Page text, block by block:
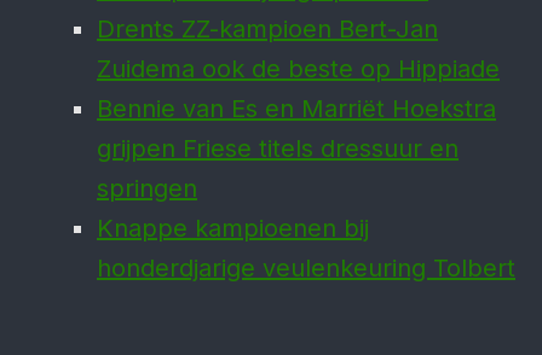
Drents ZZ-kampioen Bert-Jan
Zuidema ook de beste op Hippiade
Bennie van Es en Marriët Hoekstra
grijpen Friese titels dressuur en
springen
Knappe kampioenen bij
honderdjarige veulenkeuring Tolbert